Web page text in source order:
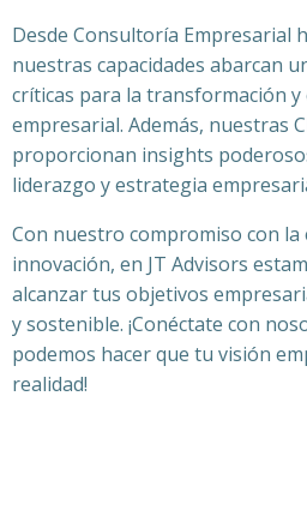
Desde Consultoría Empresarial
nuestras capacidades abarcan
críticas para la transformación y
empresarial. Además, nuestras
proporcionan insights
liderazgo y estrategia
Con nuestro compromiso con la
innovación, en JT Advisors
alcanzar tus objetivos
y sostenible. ¡Conéctate con
podemos hacer que tu visión
realidad!